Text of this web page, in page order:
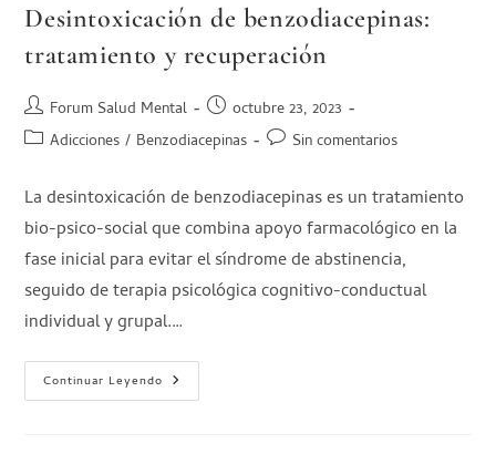
Desintoxicación de benzodiacepinas:
tratamiento y recuperación
Forum Salud Mental
octubre 23, 2023
Adicciones / Benzodiacepinas Sin comentarios
La desintoxicación de benzodiacepinas es un tratamiento
bio-psico-social que combina apoyo farmacológico en la
fase inicial para evitar el síndrome de abstinencia,
seguido de terapia psicológica cognitivo-conductual
individual y grupal.…
Continuar Leyendo